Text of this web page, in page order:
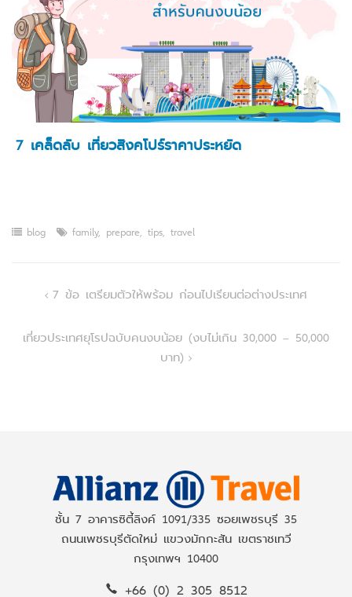
7 เคล็ดลับ เที่ยวสิงคโปร์ราคาประหยัด
blog family, prepare tips, travel
Post
navigation
7 ข้อ เตรียมตัวให้พร้อม ก่อนไปเรียนต่อต่างประเทศ
เที่ยวประเทศยุโรปฉบับคนงบน้อย (งบไม่เกิน 30,000 – 50,000
บาท)
ชั้น 7 อาคารซิตี้ลิงค์ 1091/335 ซอยเพชรบุรี 35
ถนนเพชรบุรีตัดใหม่ แขวงมักกะสัน เขตราชเทวี
กรุงเทพฯ 10400
+66 (0) 2 305 8512